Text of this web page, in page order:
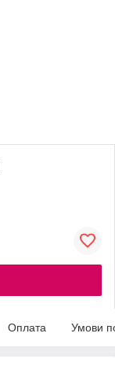
Оплата Умови